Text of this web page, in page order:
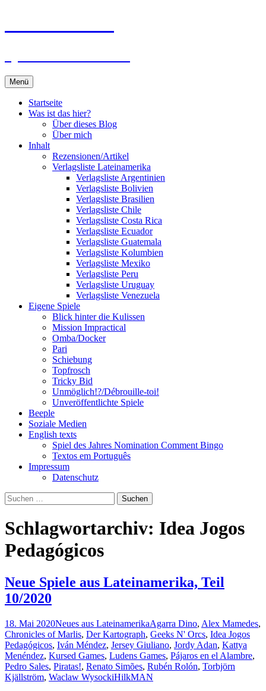
Menü
Startseite
Was ist das hier?
Über dieses Blog
Über mich
Inhalt
Rezensionen/Artikel
Verlagsliste Lateinamerika
Verlagsliste Argentinien
Verlagsliste Bolivien
Verlagsliste Brasilien
Verlagsliste Chile
Verlagsliste Costa Rica
Verlagsliste Ecuador
Verlagsliste Guatemala
Verlagsliste Kolumbien
Verlagsliste Mexiko
Verlagsliste Peru
Verlagsliste Uruguay
Verlagsliste Venezuela
Eigene Spiele
Blick hinter die Kulissen
Mission Impractical
Omba/Docker
Pari
Schiebung
Topfrosch
Tricky Bid
Unmöglich!?/Débrouille-toi!
Unveröffentlichte Spiele
Beeple
Soziale Medien
English texts
Spiel des Jahres Nomination Comment Bingo
Textos em Português
Impressum
Datenschutz
Suchen
nach:
Schlagwortarchiv: Idea Jogos
Pedagógicos
Neue Spiele aus Lateinamerika, Teil
10/2020
18. Mai 2020Neues aus LateinamerikaAgarra Dino, Alex Mamedes,
Chronicles of Marlis, Der Kartograph, Geeks N' Orcs, Idea Jogos
Pedagógicos, Iván Méndez, Jersey Giuliano, Jordy Adan, Kattya
Menéndez, Kursed Games, Ludens Games, Pájaros en el Alambre,
Pedro Sales, Piratas!, Renato Simões, Rubén Rolón, Torbjörn
Kjällström, Waclaw WysockiHilkMAN